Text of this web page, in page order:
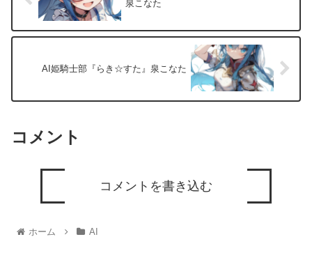
泉こなた
AI姫騎士部『らき☆すた』泉こなた
コメント
コメントを書き込む
ホーム AI